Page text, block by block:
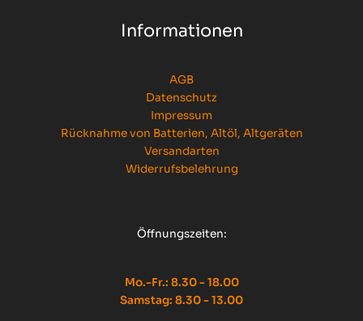
Informationen
AGB
Datenschutz
Impressum
Rücknahme von Batterien, Altöl, Altgeräten
Versandarten
Widerrufsbelehrung
Öffnungszeiten:
Mo.-Fr.: 8.30 - 18.00
Samstag: 8.30 - 13.00